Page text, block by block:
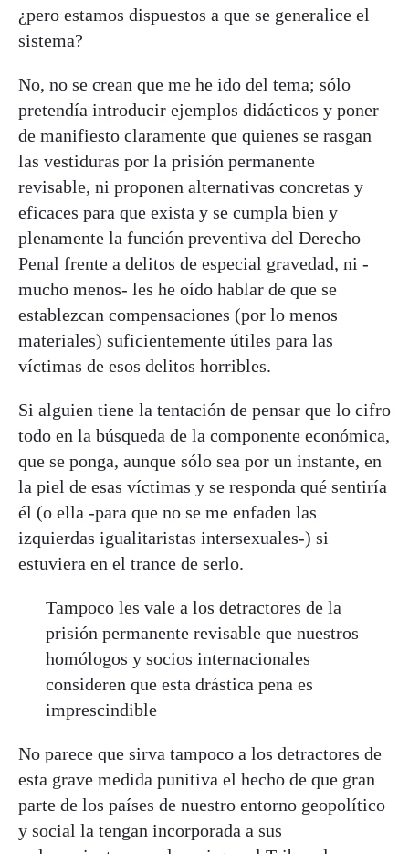
¿pero estamos dispuestos a que se generalice el
sistema?
No, no se crean que me he ido del tema; sólo
pretendía introducir ejemplos didácticos y poner
de manifiesto claramente que quienes se rasgan
las vestiduras por la prisión permanente
revisable, ni proponen alternativas concretas y
eficaces para que exista y se cumpla bien y
plenamente la función preventiva del Derecho
Penal frente a delitos de especial gravedad, ni -
mucho menos- les he oído hablar de que se
establezcan compensaciones (por lo menos
materiales) suficientemente útiles para las
víctimas de esos delitos horribles.
Si alguien tiene la tentación de pensar que lo cifro
todo en la búsqueda de la componente económica,
que se ponga, aunque sólo sea por un instante, en
la piel de esas víctimas y se responda qué sentiría
él (o ella -para que no se me enfaden las
izquierdas igualitaristas intersexuales-) si
estuviera en el trance de serlo.
Tampoco les vale a los detractores de la
prisión permanente revisable que nuestros
homólogos y socios internacionales
consideren que esta drástica pena es
imprescindible
No parece que sirva tampoco a los detractores de
esta grave medida punitiva el hecho de que gran
parte de los países de nuestro entorno geopolítico
y social la tengan incorporada a sus